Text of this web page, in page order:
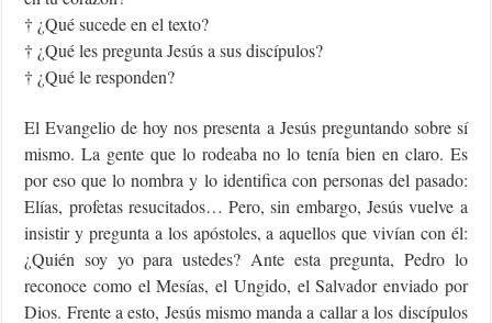
† ¿Qué sucede en el texto?
† ¿Qué les pregunta Jesús a sus discípulos?
† ¿Qué le responden?
El Evangelio de hoy nos presenta a Jesús preguntando sobre sí
mismo. La gente que lo rodeaba no lo tenía bien en claro. Es
por eso que lo nombra y lo identifica con personas del pasado:
Elías, profetas resucitados… Pero, sin embargo, Jesús vuelve a
insistir y pregunta a los apóstoles, a aquellos que vivían con él:
¿Quién soy yo para ustedes? Ante esta pregunta, Pedro lo
reconoce como el Mesías, el Ungido, el Salvador enviado por
Dios. Frente a esto, Jesús mismo manda a callar a los discípulos